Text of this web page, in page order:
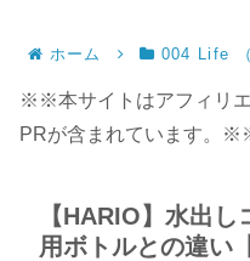
ホーム 004 Life （
※※本サイトはアフィリエ
PRが含まれています。
【HARIO】水出
用ボトルとの違い